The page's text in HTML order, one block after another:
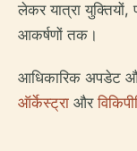
लेकर यात्रा
आकर्षणों तक।
आधिकारिक अपडेट
ऑर्केस्ट्रा और